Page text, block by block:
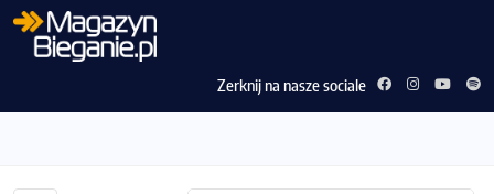
Zerknij na nasze sociale